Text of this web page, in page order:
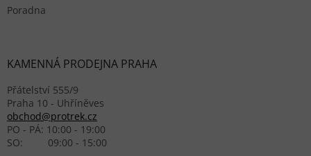
Poradna
KAMENNÁ PRODEJNA PRAHA
Přátelství 555/9
Praha 10 - Uhříněves
obchod@protrek.cz
PO - PÁ: 10:00 - 19:00
SO: 09:00 - 15:00